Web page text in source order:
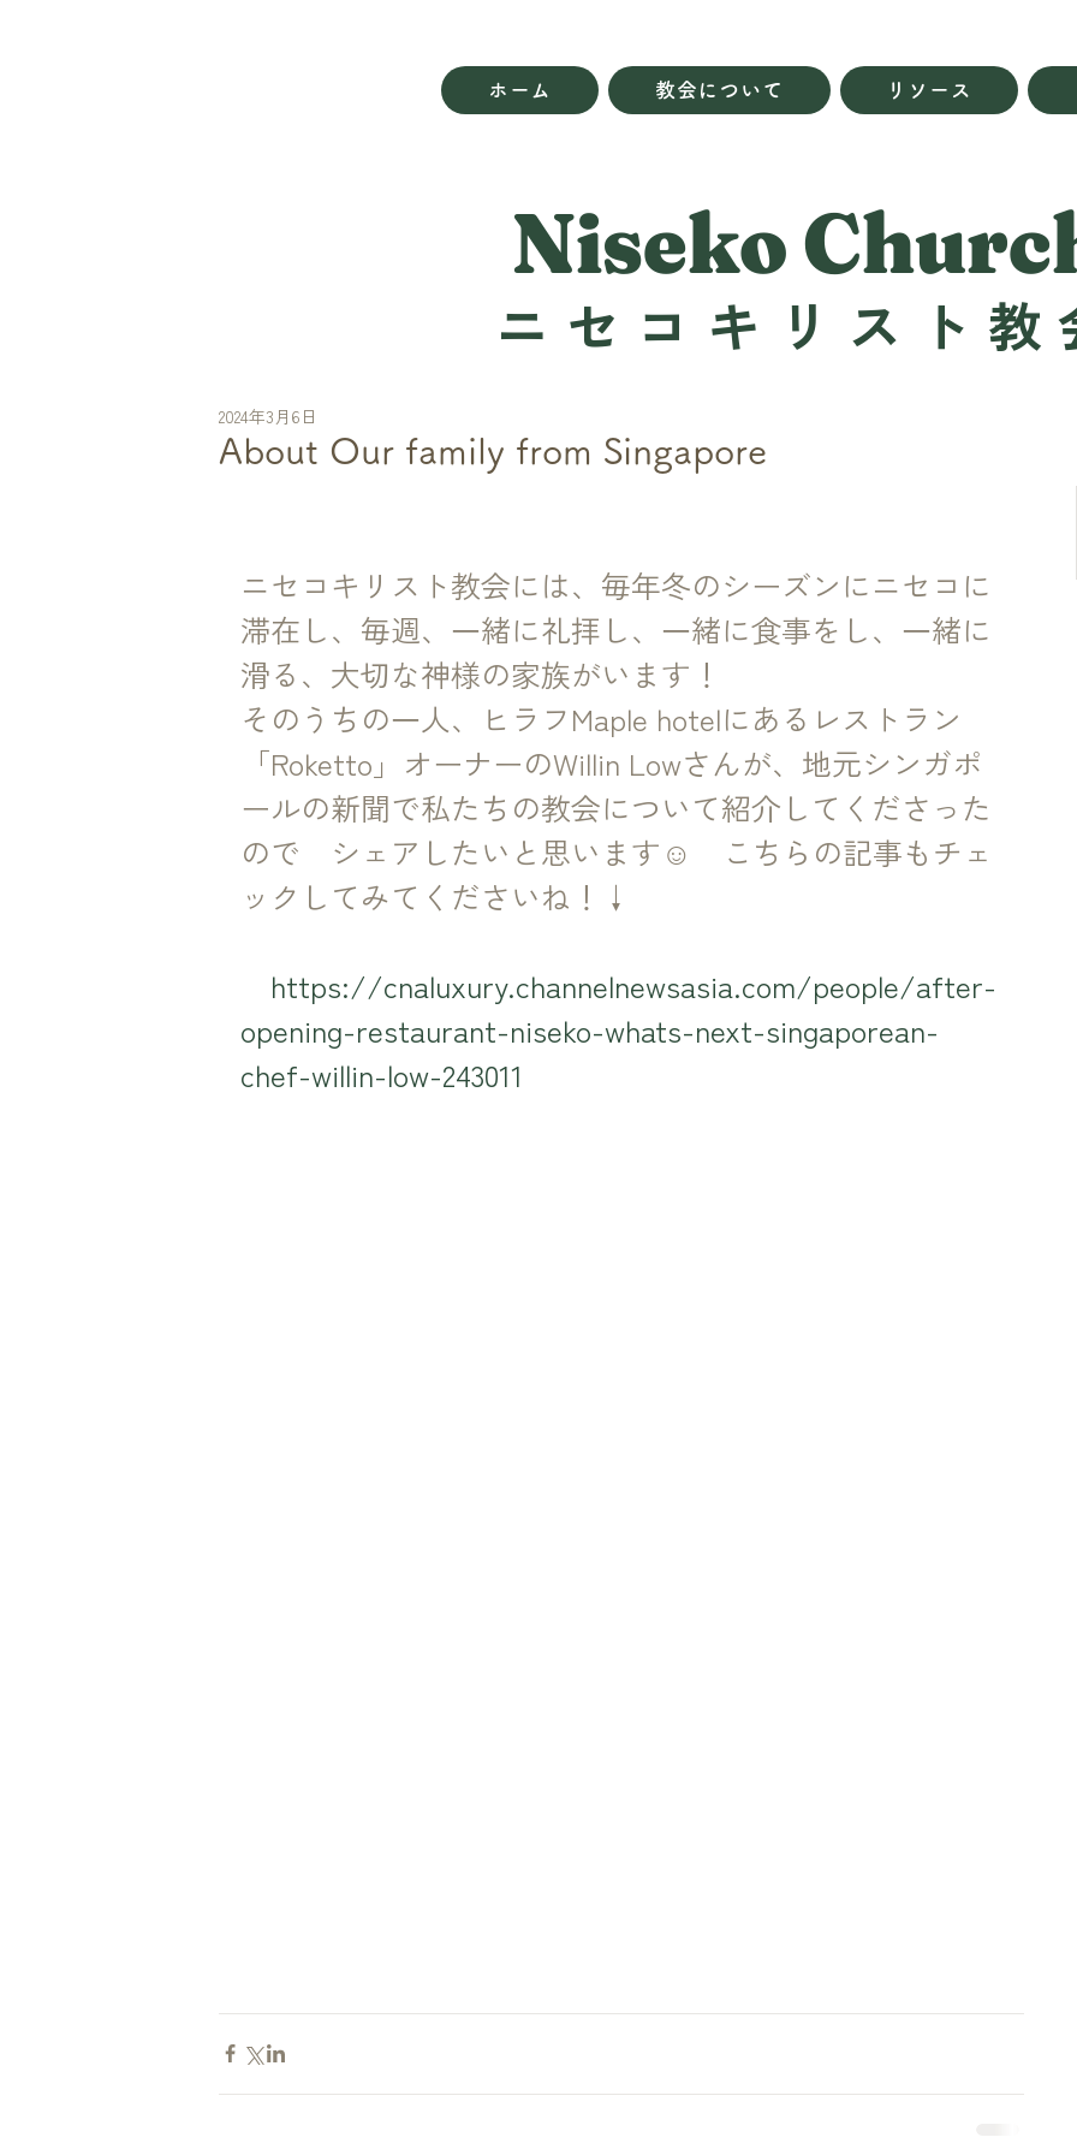
ホーム 教会について リソース
ニセコキリスト教
Niseko
About Our family from Singapore
2024年3月6日
ニセコキリスト教会には、毎年冬のシーズンにニセコに
滞在し、毎週、一緒に礼拝し、一緒に食事をし、一緒に
滑る、大切な神様の家族がいます！
そのうちの一人、ヒラフMaple hotelにあるレストラン
「Roketto」オーナーのWillin Lowさんが、地元シンガポ
ールの新聞で私たちの教会について紹介してくださった
ので　シェアしたいと思います☺　こちらの記事もチェ
ックしてみてくださいね！↓
https://cnaluxury.channelnewsasia.com/people/after-
opening-restaurant-niseko-whats-next-singaporean-
chef-willin-low-243011